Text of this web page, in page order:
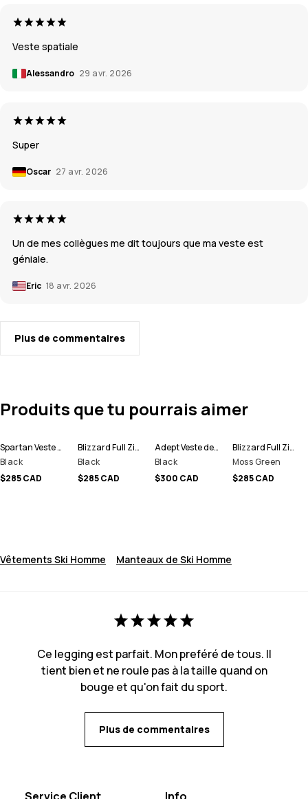
Veste spatiale
Alessandro 29 avr. 2026
Super
Oscar 27 avr. 2026
Un de mes collègues me dit toujours que ma veste est
géniale.
Eric 18 avr. 2026
Plus de commentaires
Produits que tu pourrais aimer
Spartan Veste de Ski Homme
Black
$285 CAD
Blizzard Full Zip Veste de Ski Homme
Black
$285 CAD
Adept Veste de Ski Homme
Black
$300 CAD
Blizzard Full Zip Veste de Ski Homme
Moss Green
$285 CAD
Vêtements Ski Homme Manteaux de Ski Homme
Ce legging est parfait. Mon preféré de tous. Il
tient bien et ne roule pas à la taille quand on
bouge et qu'on fait du sport.
Plus de commentaires